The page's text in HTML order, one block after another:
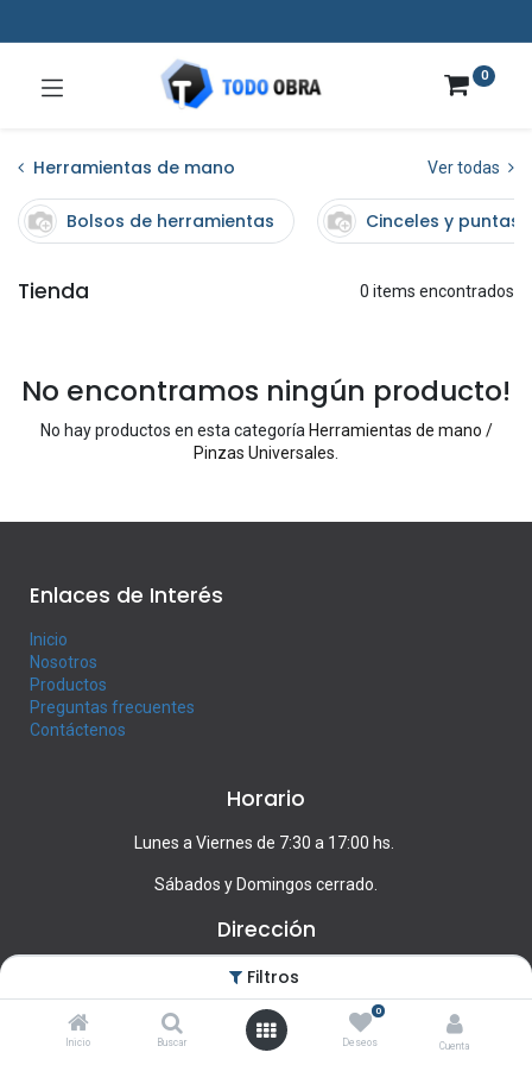
Filtros
Inicio Buscar
0
Deseos Cuenta
0
Herramientas de mano Ver todas
Bolsos de herramientas Cinceles y puntas
Tienda 0 items encontrados
No encontramos ningún producto!
No hay productos en esta categoría Herramientas de mano /
Pinzas Universales
Enlaces de Interés
Inicio
Nosotros
Productos
Preguntas frecuentes
Contáctenos
Horario
Lunes a Viernes de 7:30 a 17:00 hs.
Sábados y Domingos cerrado.
Dirección
Francisco Llambí 1439, Montevideo
Contacte con nosotros